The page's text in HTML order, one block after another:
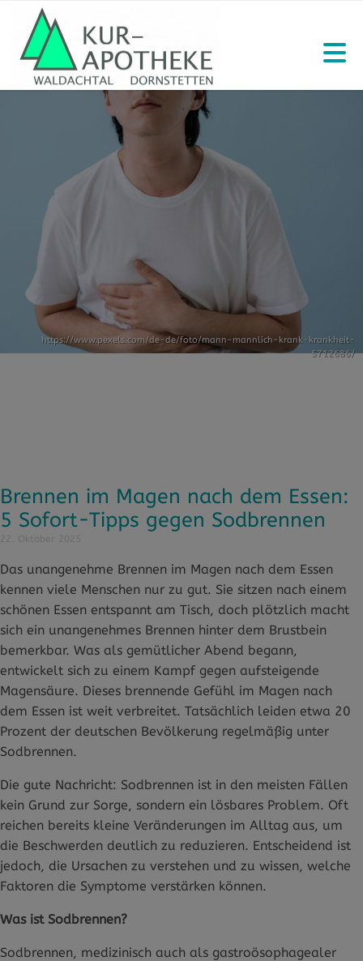
https://www.pexels.com/de-de/foto/mann-mannlich-krank-krankheit-
5712686/
Brennen im Magen nach dem Essen:
5 Sofort-Tipps gegen Sodbrennen
Das unangenehme Brennen im Magen nach dem Essen
kennen viele Menschen nur zu gut. Sie sitzen nach einem
schönen Essen entspannt am Tisch, doch plötzlich macht
sich ein unangenehmes Brennen hinter dem Brustbein
bemerkbar. Was als gemütlicher Abend begann,
entwickelt sich zu einem Kampf gegen aufsteigende
Magensäure. Dieses brennende Gefühl im Magen nach
dem Essen ist weit verbreitet. Tatsächlich leiden etwa 20
Prozent der deutschen Bevölkerung regelmäßig unter
Sodbrennen.
Die gute Nachricht: Sodbrennen ist in den meisten Fällen
kein Grund zur Sorge, sondern ein lösbares Problem. Oft
reichen bereits kleine Veränderungen im Alltag aus, um
die Beschwerden deutlich zu reduzieren. Entscheidend ist
jedoch, die Ursachen zu verstehen und zu wissen, welche
Faktoren die Symptome verstärken können.
Was ist Sodbrennen?
Sodbrennen, medizinisch auch als gastroösophagealer